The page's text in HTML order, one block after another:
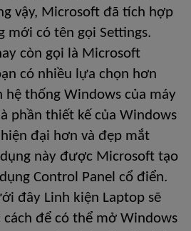
vậy, Microsoft đã tích hợp
mới có tên gọi Settings.
còn gọi là Microsoft
có nhiều lựa chọn hơn
hệ thống Windows của máy
phần thiết kế của Windows
đại hơn và đẹp mắt
này được Microsoft tạo
Control Panel cổ điển.
đây Linh kiện Laptop sẽ
cách để có thể mở Windows